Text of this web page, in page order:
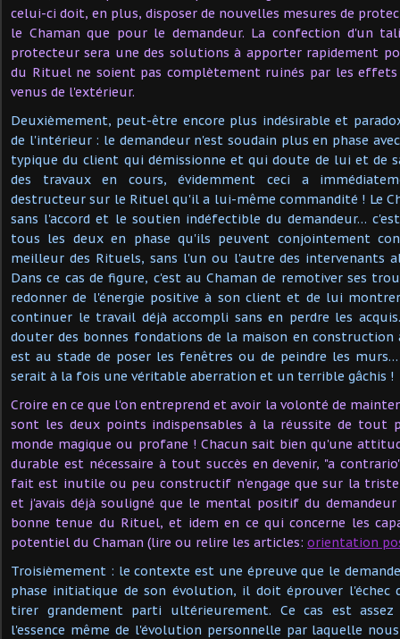
celui-ci doit, en plus, disposer de nouvelles mesures de
le Chaman que pour le demandeur. La confection d'un
protecteur sera une des solutions à apporter rapidement
du Rituel ne soient pas complètement ruinés par les
venus de l'extérieur.
Deuxièmement, peut-être encore plus indésirable et
de l'intérieur : le demandeur n'est soudain plus en phase
typique du client qui démissionne et qui doute de lui et de
des travaux en cours, évidemment ceci a
destructeur sur le Rituel qu'il a lui-même commandité ! Le
sans l'accord et le soutien indéfectible du demandeur…
tous les deux en phase qu'ils peuvent conjointement
meilleur des Rituels, sans l'un ou l'autre des intervenants
Dans ce cas de figure, c'est au Chaman de remotiver ses
redonner de l'énergie positive à son client et de lui
continuer le travail déjà accompli sans en perdre les
douter des bonnes fondations de la maison en construction
est au stade de poser les fenêtres ou de peindre les
serait à la fois une véritable aberration et un terrible gâchis !
Croire en ce que l'on entreprend et avoir la volonté de
sont les deux points indispensables à la réussite de tout
monde magique ou profane ! Chacun sait bien qu'une
durable est nécessaire à tout succès en devenir, "a
fait est inutile ou peu constructif n'engage que sur la triste
et j'avais déjà souligné que le mental positif du
bonne tenue du Rituel, et idem en ce qui concerne les
potentiel du Chaman (lire ou relire les articles: orientation
Troisièmement : le contexte est une épreuve que le
phase initiatique de son évolution, il doit éprouver l'échec
tirer grandement parti ultérieurement. Ce cas est
l'essence même de l'évolution personnelle par laquelle